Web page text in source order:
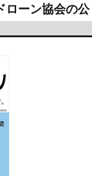
ローン協会の公